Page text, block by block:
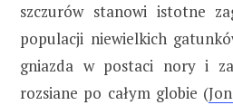
szczurów stanowi istotne
populacji niewielkich
gniazda w postaci nory i
rozsiane po całym globie (